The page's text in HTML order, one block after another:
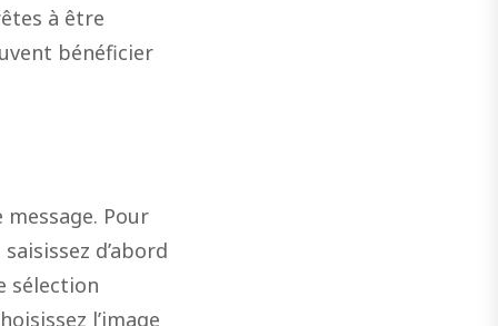
à être
bénéficier
Pour
d’abord
sélection
l’image